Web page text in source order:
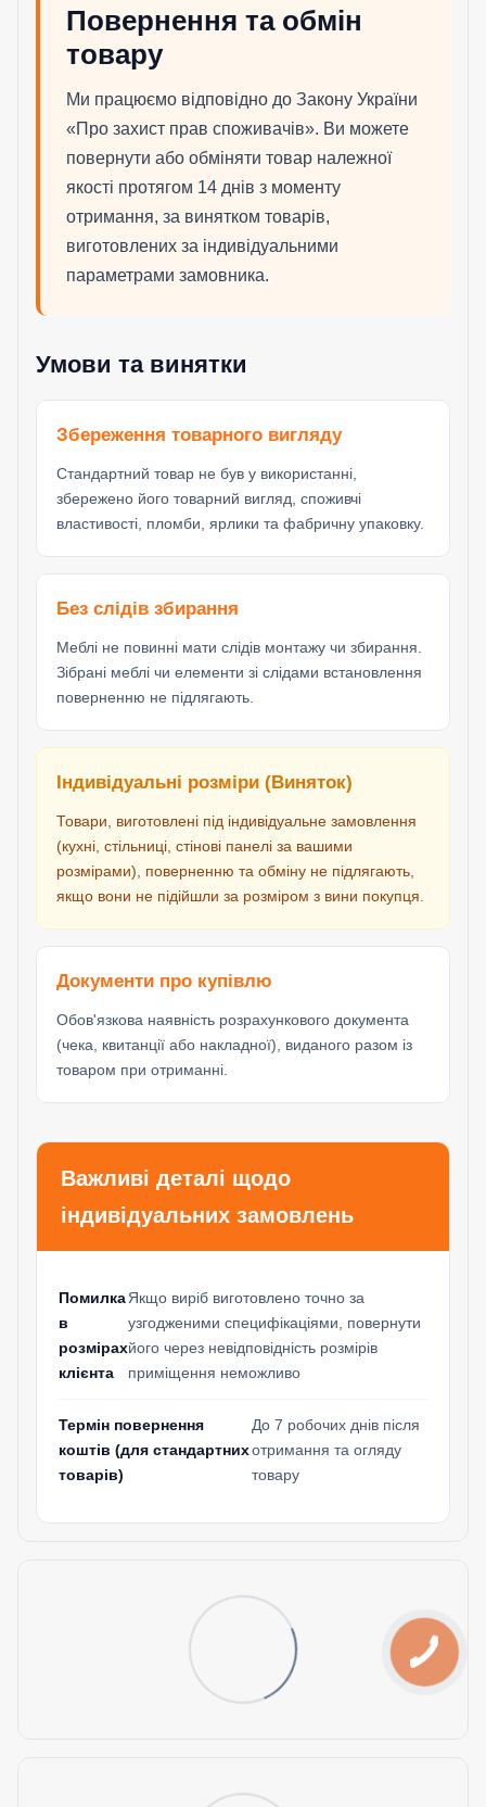
Повернення та обмін
товару
Ми працюємо відповідно до Закону України
«Про захист прав споживачів». Ви можете
повернути або обміняти товар належної
якості протягом 14 днів з моменту
отримання, за винятком товарів,
виготовлених за індивідуальними
параметрами замовника.
Умови та винятки
Збереження товарного вигляду
Стандартний товар не був у використанні,
збережено його товарний вигляд, споживчі
властивості, пломби, ярлики та фабричну упаковку.
Без слідів збирання
Меблі не повинні мати слідів монтажу чи збирання.
Зібрані меблі чи елементи зі слідами встановлення
поверненню не підлягають.
Індивідуальні розміри (Виняток)
Товари, виготовлені під індивідуальне замовлення
(кухні, стільниці, стінові панелі за вашими
розмірами), поверненню та обміну не підлягають,
якщо вони не підійшли за розміром з вини покупця.
Документи про купівлю
Обов'язкова наявність розрахункового документа
(чека, квитанції або накладної), виданого разом із
товаром при отриманні.
Важливі деталі щодо
індивідуальних замовлень
Помилка
в
розмірах
клієнта
Якщо виріб виготовлено точно за
узгодженими специфікаціями, повернути
його через невідповідність розмірів
приміщення неможливо
Термін повернення
коштів (для стандартних
товарів)
До 7 робочих днів після
отримання та огляду
товару